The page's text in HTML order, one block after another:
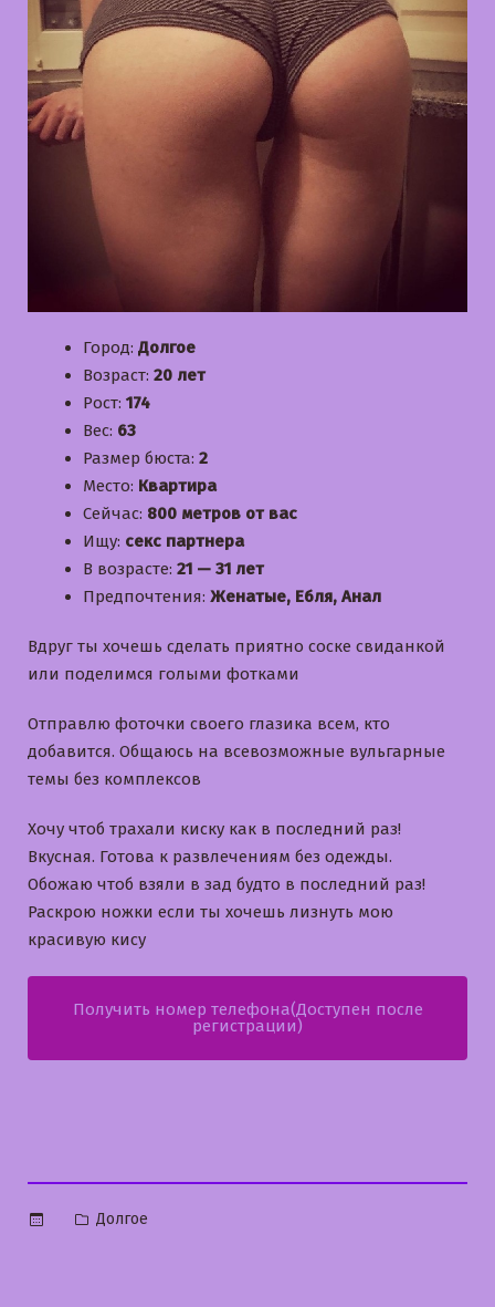
Город: Долгое
Возраст: 20 лет
Рост: 174
Вес: 63
Размер бюста: 2
Место: Квартира
Сейчас: 800 метров от вас
Ищу: секс партнера
В возрасте: 21 — 31 лет
Предпочтения: Женатые, Ебля, Анал
Вдруг ты хочешь сделать приятно соске свиданкой
или поделимся голыми фотками
Отправлю фоточки своего глазика всем, кто
добавится. Общаюсь на всевозможные вульгарные
темы без комплексов
Хочу чтоб трахали киску как в последний раз!
Вкусная. Готова к развлечениям без одежды.
Обожаю чтоб взяли в зад будто в последний раз!
Раскрою ножки если ты хочешь лизнуть мою
красивую кису
Получить номер телефона(Доступен после
регистрации)
Опубликовано
Долгое